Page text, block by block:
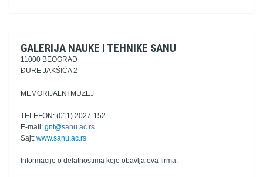
GALERIJA NAUKE I TEHNIKE SANU
11000 BEOGRAD
ĐURE JAKŠIĆA 2
MEMORIJALNI MUZEJ
TELEFON: (011) 2027-152
E-mail: gnt@sanu.ac.rs
Sajt: www.sanu.ac.rs
Informacije o delatnostima koje obavlja ova firma: